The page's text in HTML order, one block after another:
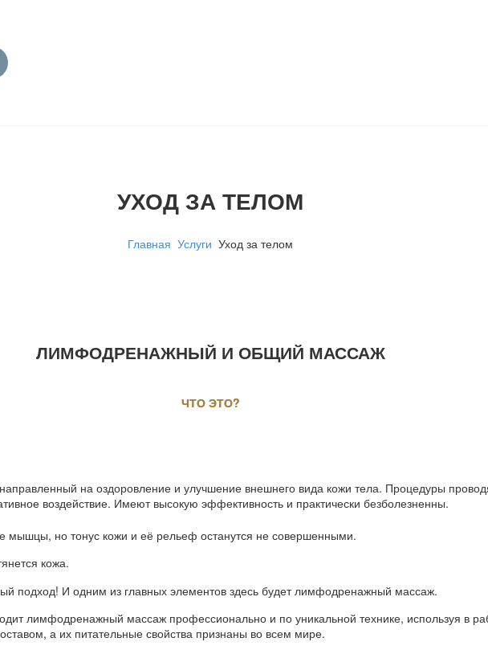
УХОД ЗА ТЕЛОМ
Главная Услуги Уход за телом
ЛИМФОДРЕНАЖНЫЙ И ОБЩИЙ МАССАЖ
ЧТО ЭТО?
на оздоровление и улучшение внешнего вида кожи тела. Процедуры
воздействие. Имеют высокую эффективность и практически безболезненны.
мышцы, но тонус кожи и её рельеф останутся не совершенными.
кожа.
подход! И одним из главных элементов здесь будет лимфодренажный массаж.
лимфодренажный массаж профессионально и по уникальной технике, используя в
а их питательные свойства признаны во всем мире.